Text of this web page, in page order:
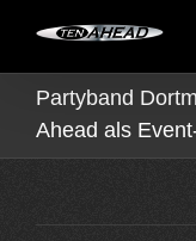
Partyband
Ahead als